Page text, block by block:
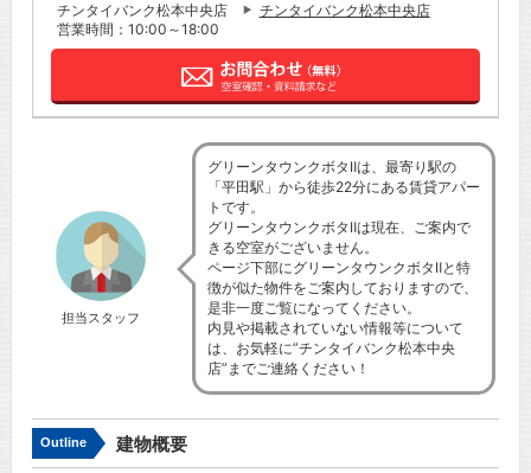
チンタイバンク松本中央店
チンタイバンク松本中央店
営業時間：10:00～18:00
担当スタッフ
グリーンタウンクボタⅡは、最寄り駅の
「平田駅」から徒歩22分にある賃貸アパー
トです。
グリーンタウンクボタⅡは現在、ご案内で
きる空室がございません。
ページ下部にグリーンタウンクボタⅡと特
徴が似た物件をご案内しておりますので、
是非一度ご覧になってください。
内見や掲載されていない情報等について
は、お気軽に”チンタイバンク松本中央
店”までご連絡ください！
Outline 建物概要